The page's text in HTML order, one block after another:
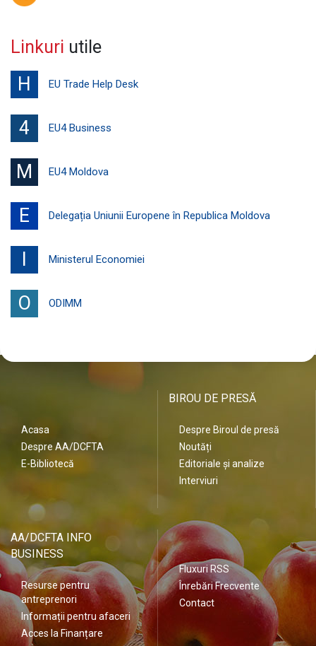
Linkuri utile
H EU Trade Help Desk
4 EU4 Business
M EU4 Moldova
E Delegația Uniunii Europene în Republica Moldova
I Ministerul Economiei
O ODIMM
Acasa
Despre AA/DCFTA
E-Bibliotecă
BIROU DE PRESĂ
Despre Biroul de presă
Noutăți
Editoriale și analize
Interviuri
AA/DCFTA INFO
BUSINESS
Resurse pentru
antreprenori
Informații pentru afaceri
Acces la Finanțare
Fluxuri RSS
Înrebări Frecvente
Contact